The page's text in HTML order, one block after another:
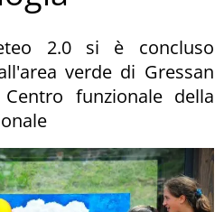
2.0 si è concluso
verde di Gressan
funzionale della